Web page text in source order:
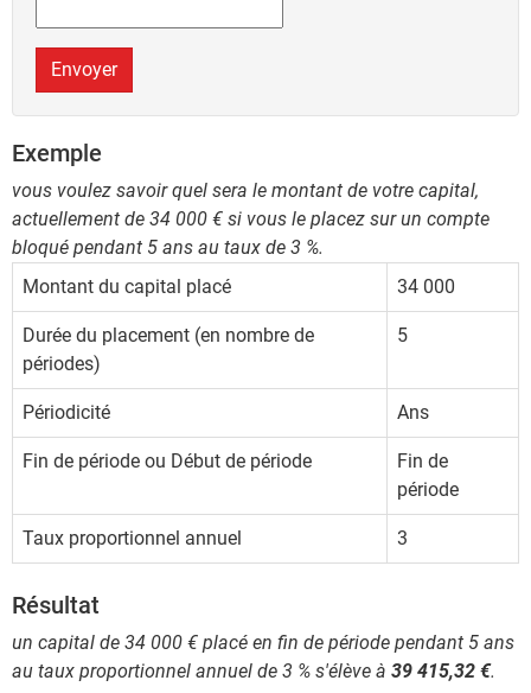
Envoyer
Exemple
vous voulez savoir quel sera le montant de votre capital,
actuellement de 34 000 € si vous le placez sur un compte
bloqué pendant 5 ans au taux de 3 %.
Montant du capital placé
34 000
Durée du placement (en nombre de
périodes)
5
Périodicité Ans
Fin de période ou Début de période
Fin de
période
Taux proportionnel annuel 3
Résultat
un capital de 34 000 € placé en fin de période pendant 5 ans
au taux proportionnel annuel de 3 % s'élève à 39 415,32 €.